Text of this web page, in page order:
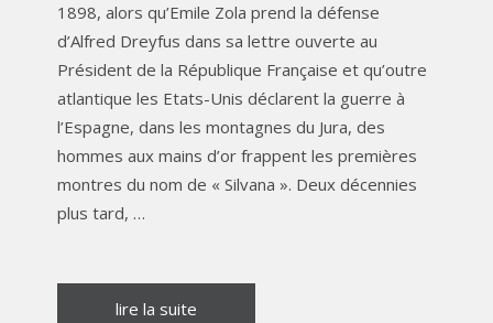
1898, alors qu’Emile Zola prend la défense
d’Alfred Dreyfus dans sa lettre ouverte au
Président de la République Française et qu’outre
atlantique les Etats-Unis déclarent la guerre à
l’Espagne, dans les montagnes du Jura, des
hommes aux mains d’or frappent les premières
montres du nom de « Silvana ». Deux décennies
plus tard, …
lire la suite